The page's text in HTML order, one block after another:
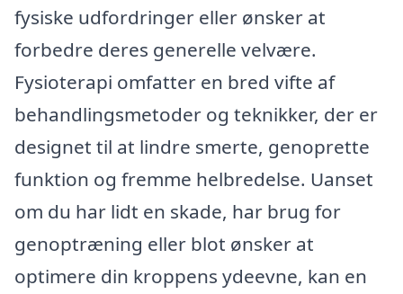
fysiske udfordringer eller ønsker at
forbedre deres generelle velvære.
Fysioterapi omfatter en bred vifte af
behandlingsmetoder og teknikker, der er
designet til at lindre smerte, genoprette
funktion og fremme helbredelse. Uanset
om du har lidt en skade, har brug for
genoptræning eller blot ønsker at
optimere din kroppens ydeevne, kan en